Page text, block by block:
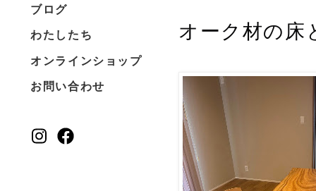
ブログ
わたしたち
オンラインショップ
お問い合わせ
オーク材の床